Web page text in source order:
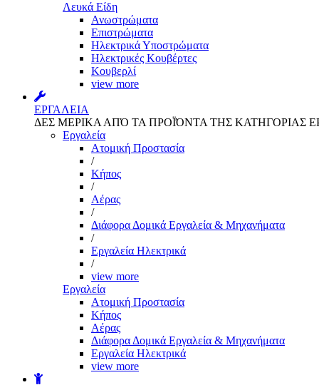
Λευκά Είδη
Ανωστρώματα
Επιστρώματα
Ηλεκτρικά Υποστρώματα
Ηλεκτρικές Κουβέρτες
Κουβερλί
view more
ΕΡΓΑΛΕΙΑ
ΔΕΣ ΜΕΡΙΚΑ ΑΠΌ ΤΑ ΠΡΟΪΌΝΤΑ ΤΗΣ ΚΑΤΗΓΟΡΙΑΣ
Εργαλεία
Aτομική Προστασία
/
Kήπος
/
Αέρας
/
Διάφορα Δομικά Εργαλεία & Μηχανήματα
/
Εργαλεία Ηλεκτρικά
/
view more
Εργαλεία
Aτομική Προστασία
Kήπος
Αέρας
Διάφορα Δομικά Εργαλεία & Μηχανήματα
Εργαλεία Ηλεκτρικά
view more